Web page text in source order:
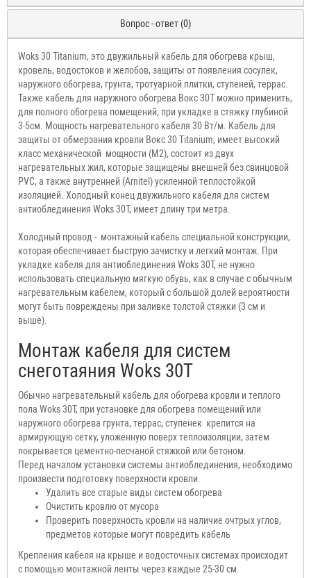
Вопрос - ответ (0)
Woks 30 Titanium, это двужильный кабель для обогрева крыш,
кровель, водостоков и желобов, защиты от появления сосулек,
наружного обогрева, грунта, тротуарной плитки, ступеней, террас.
Также кабель для наружного обогрева Вокс 30T можно применить,
для полного обогрева помещений, при укладке в стяжку глубиной
3-5см. Мощность нагревательного кабеля 30 Вт/м. Кабель для
защиты от обмерзания кровли Вокс 30 Titanium, имеет высокий
класс механической мощности (M2), состоит из двух
нагревательных жил, которые защищены внешней без свинцовой
PVC, а также внутренней (Arnitel) усиленной теплостойкой
изоляцией. Холодный конец двужильного кабеля для систем
антиоблединения Woks 30T, имеет длину три метра.
Холодный провод - монтажный кабель специальной конструкции,
которая обеспечивает быструю зачистку и легкий монтаж. При
укладке кабеля для антиоблединения Woks 30T, не нужно
использовать специальную мягкую обувь, как в случае с обычным
нагревательным кабелем, который с большой долей вероятности
могут быть повреждены при заливке толстой стяжки (3 см и
выше).
Монтаж кабеля для систем
снеготаяния Woks 30T
Обычно нагревательный кабель для обогрева кровли и теплого
пола Woks 30T, при установке для обогрева помещений или
наружного обогрева грунта, террас, ступенек крепится на
армирующую сетку, уложенную поверх теплоизоляции, затем
покрывается цементно-песчаной стяжкой или бетоном.
Перед началом установки системы антиоблединения, необходимо
произвести подготовку поверхности кровли.
Удалить все старые виды систем обогрева
Очистить кровлю от мусора
Проверить поверхность кровли на наличие очтрых углов,
предметов которые могут повредить кабель
Крепления кабеля на крыше и водосточных системах происходит
с помощью монтажной ленты через каждые 25-30 см.